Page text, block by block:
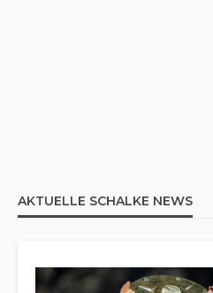
AKTUELLE SCHALKE NEWS